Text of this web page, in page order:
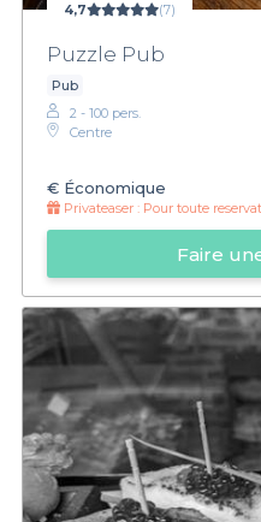
4,7 (7)
Puzzle Pub
Pub
2 - 100 pers.
Centre
€ Économique
Privateaser : Pour toute
Faire